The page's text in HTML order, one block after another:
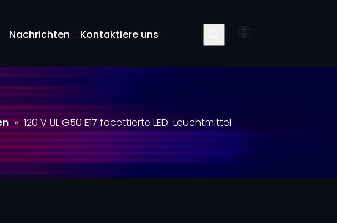
Nachrichten Kontaktiere uns
» 120 V UL G50 E17 facettierte LED-Leuchtmittel